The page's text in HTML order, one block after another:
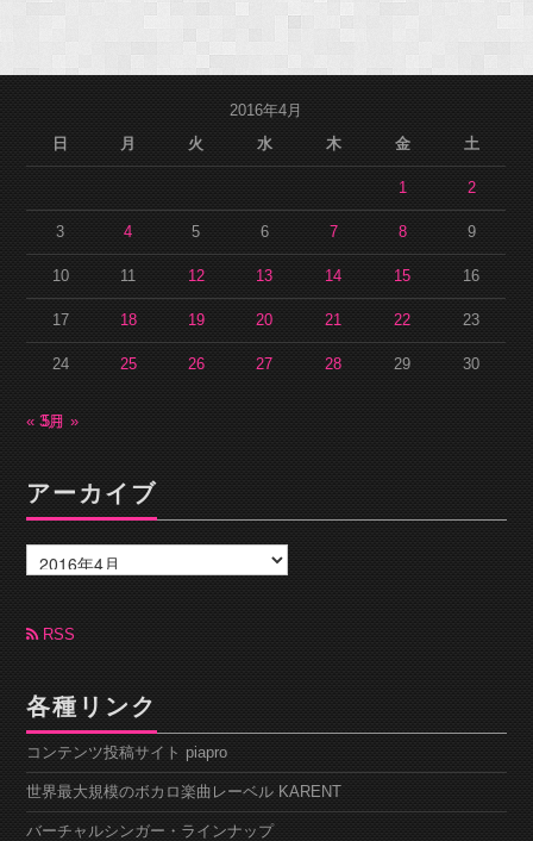
2016年4月
日
月 火 水 木 金 土
1 2
3 4 5 6 7 8 9
10 11 12 13 14 15 16
17 18 19 20 21 22 23
24 25 26 27 28 29 30
« 3月5月 »
アーカイブ
ー
カ
ブ RSS
各種リンク
コンテンツ投稿サイト piapro
世界最大規模のボカロ楽曲レーベル KARENT
バーチャルシンガー・ラインナップ